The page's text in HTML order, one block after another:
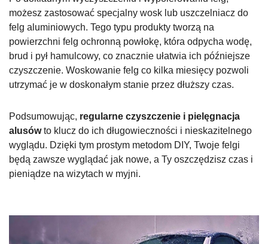
możesz zastosować specjalny wosk lub uszczelniacz do
felg aluminiowych. Tego typu produkty tworzą na
powierzchni felg ochronną powłokę, która odpycha wodę,
brud i pył hamulcowy, co znacznie ułatwia ich późniejsze
czyszczenie. Woskowanie felg co kilka miesięcy pozwoli
utrzymać je w doskonałym stanie przez dłuższy czas.
Podsumowując, regularne czyszczenie i pielęgnacja
alusówto klucz do ich długowieczności i nieskazitelnego
wyglądu. Dzięki tym prostym metodom DIY, Twoje felgi
będą zawsze wyglądać jak nowe, a Ty oszczędzisz czas i
pieniądze na wizytach w myjni.